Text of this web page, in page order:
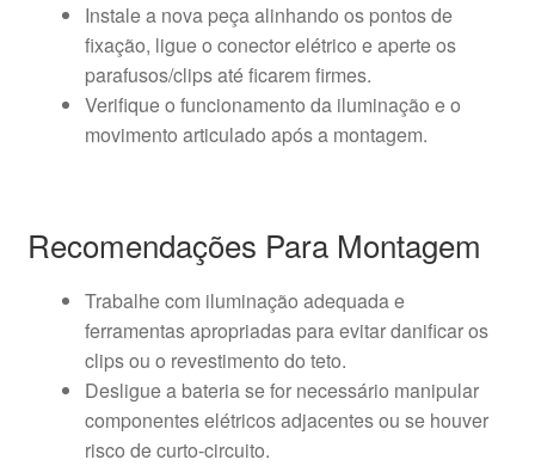
Instale a nova peça alinhando os pontos de
fixação, ligue o conector elétrico e aperte os
parafusos/clips até ficarem firmes.
Verifique o funcionamento da iluminação e o
movimento articulado após a montagem.
Recomendações Para Montagem
Trabalhe com iluminação adequada e
ferramentas apropriadas para evitar danificar os
clips ou o revestimento do teto.
Desligue a bateria se for necessário manipular
componentes elétricos adjacentes ou se houver
risco de curto-circuito.